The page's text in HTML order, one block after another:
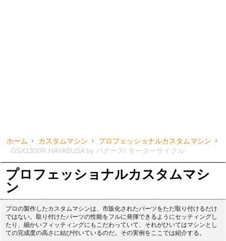
ホーム カスタムマシン
プロフェッショナルカスタムマシン
GSX1300R HAYABUSA by バグース! モーターサイクル
プロフェッショナルカスタムマシ
ン
プロの製作したカスタムマシンは、市販化されたパーツをただ取り付けるだけ
ではない。取り付けたパーツの性能をフルに発揮できるようにセッティングし
たり、細かいフィッティングにもこだわっていて、それがひいてはマシンとし
ての完成度の高さに結び付いているのだ。その実例をここでは紹介する。